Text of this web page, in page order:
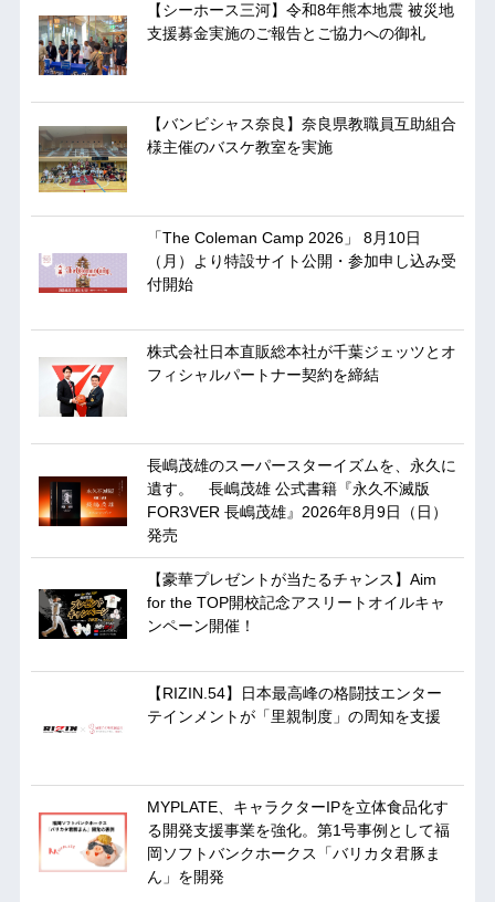
【シーホース三河】令和8年熊本地震 被災地
支援募金実施のご報告とご協力への御礼
【バンビシャス奈良】奈良県教職員互助組合
様主催のバスケ教室を実施
「The Coleman Camp 2026」 8月10日
（月）より特設サイト公開・参加申し込み受
付開始
株式会社日本直販総本社が千葉ジェッツとオ
フィシャルパートナー契約を締結
長嶋茂雄のスーパースターイズムを、永久に
遺す。 長嶋茂雄 公式書籍『永久不滅版
FOR3VER 長嶋茂雄』2026年8月9日（日）
発売
【豪華プレゼントが当たるチャンス】Aim
for the TOP開校記念アスリートオイルキャ
ンペーン開催！
【RIZIN.54】日本最高峰の格闘技エンター
テインメントが「里親制度」の周知を支援
MYPLATE、キャラクターIPを立体食品化す
る開発支援事業を強化。第1号事例として福
岡ソフトバンクホークス「バリカタ君豚ま
ん」を開発